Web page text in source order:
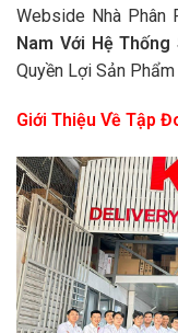
Webside Nhà Phân
Nam Với Hệ
Quyền Lợi Sản Phẩm
Giới Thiệu Về Tập